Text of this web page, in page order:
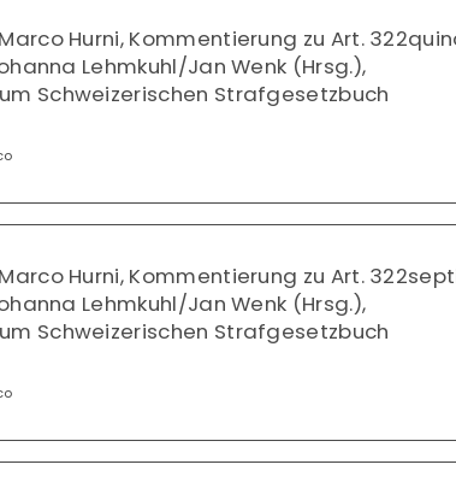
Hurni, Kommentierung zu Art.
Lehmkuhl/Jan Wenk (Hrsg.),
Schweizerischen Strafgesetzbuch
Hurni, Kommentierung zu Art.
Lehmkuhl/Jan Wenk (Hrsg.),
Schweizerischen Strafgesetzbuch